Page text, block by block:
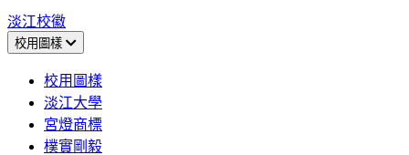
淡江校徽
校用圖樣
校用圖樣
淡江大學
宮燈商標
樸實剛毅